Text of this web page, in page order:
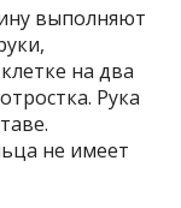
выполняют
на два
Рука
не имеет